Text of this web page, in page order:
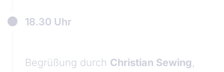
18.30 Uhr
Begrüßung durch Christian Sewing,